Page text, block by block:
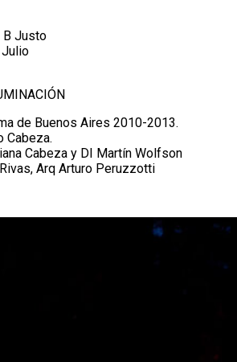
B Justo
de Buenos Aires 2010-2013.
Cabeza.
Cabeza y DI Martín Wolfson
Arq Arturo Peruzzotti